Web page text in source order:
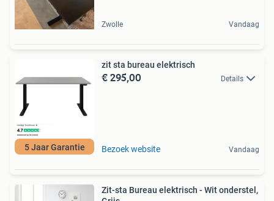
Zwolle Vandaag
5 Jaar Garantie
zit sta bureau elektrisch
€ 295,00 Details
Bezoek website Vandaag
Zit-sta Bureau elektrisch - Wit onderstel,